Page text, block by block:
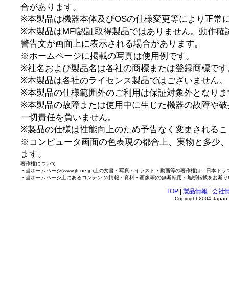
合があります。
※本製品は機器本体及びOSの仕様変更等により正常
※本製品はMFI認証取得製品ではありません。動作
警告文が画面上に表示される場合があります。
※ホームページに掲載の写真は使用例です。
※社名および製品名は各社の商標または登録商標で
※本製品は各社のライセンス製品ではございません。
※本製品の仕様範囲外のご利用は保証対象外となり
※本製品の故障または使用中に生じた機器の故障や
一切責任を負いません。
※製品の仕様は性能向上のため予告なく変更される
※コンピュータ画面の色表現の都合上、実物と多少
ます。
著作権について
・当ホームページ(www.jtt.ne.jp)上の文書・写真・イラスト・動画等の著作権は、日本ト
・当ホームページ上にあるコンテンツ(情報・資料・画像等)の無断転用・無断転載をお断
TOP| 製品情報 会社
Copyright 2004 Japan